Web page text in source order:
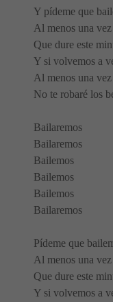
Y pídeme que
Al menos una vez
Que dure este
Y si volvemos a
Al menos una vez
No te robaré los
Bailaremos
Bailaremos
Bailemos
Bailemos
Bailemos
Bailaremos
Pídeme que
Al menos una vez
Que dure este
Y si volvemos a